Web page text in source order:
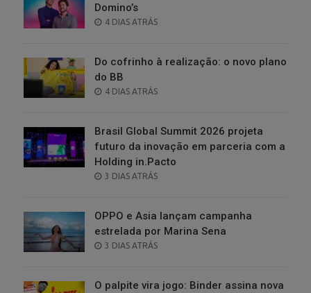
Domino’s
POSTED
4 DIAS ATRÁS
Do cofrinho à realização: o novo plano
do BB
POSTED
4 DIAS ATRÁS
Brasil Global Summit 2026 projeta
futuro da inovação em parceria com a
Holding in.Pacto
POSTED
3 DIAS ATRÁS
OPPO e Asia lançam campanha
estrelada por Marina Sena
POSTED
3 DIAS ATRÁS
O palpite vira jogo: Binder assina nova